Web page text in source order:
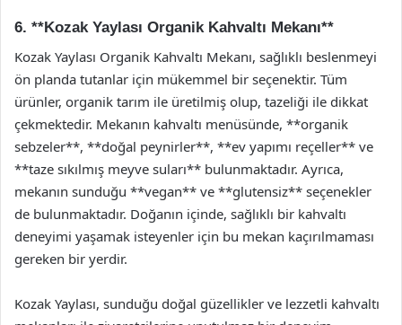
6. **Kozak Yaylası Organik Kahvaltı Mekanı**
Kozak Yaylası Organik Kahvaltı Mekanı, sağlıklı beslenmeyi
ön planda tutanlar için mükemmel bir seçenektir. Tüm
ürünler, organik tarım ile üretilmiş olup, tazeliği ile dikkat
çekmektedir. Mekanın kahvaltı menüsünde, **organik
sebzeler**, **doğal peynirler**, **ev yapımı reçeller** ve
**taze sıkılmış meyve suları** bulunmaktadır. Ayrıca,
mekanın sunduğu **vegan** ve **glutensiz** seçenekler
de bulunmaktadır. Doğanın içinde, sağlıklı bir kahvaltı
deneyimi yaşamak isteyenler için bu mekan kaçırılmaması
gereken bir yerdir.
Kozak Yaylası, sunduğu doğal güzellikler ve lezzetli kahvaltı